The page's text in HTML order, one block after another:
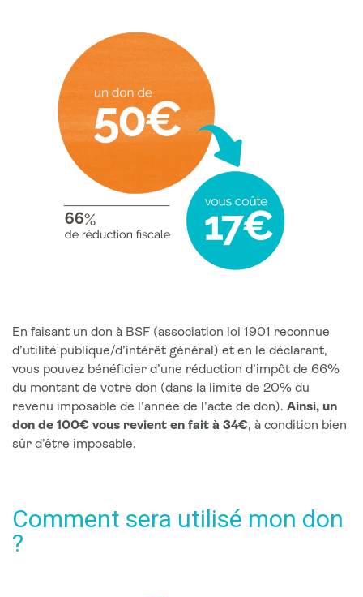
En faisant un don à BSF (association loi 1901 reconnue
d’utilité publique/d’intérêt général) et en le déclarant,
vous pouvez bénéficier d’une réduction d’impôt de 66%
du montant de votre don (dans la limite de 20% du
revenu imposable de l’année de l’acte de don). Ainsi, un
don de 100€ vous revient en fait à 34€, à condition bien
sûr d’être imposable.
Comment sera utilisé mon don
?